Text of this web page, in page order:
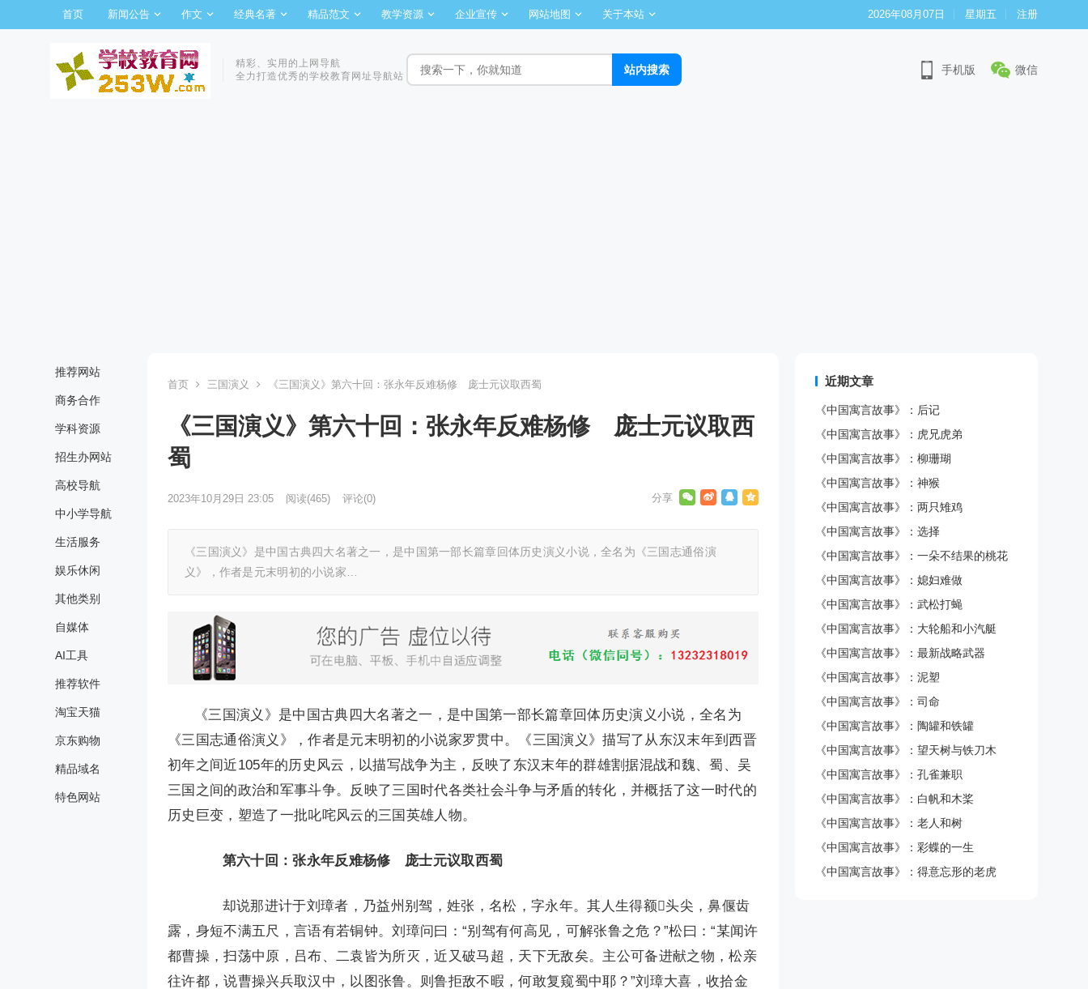
首页 新闻公告 作文 经典名著 精品范文 教学资源 企业宣传 网站地图 关于本站 2026年08月07日 星期五 注册
精彩、实用的上网导航
全力打造优秀的学校教育网址导航站
手机版 微信
推荐网站
商务合作
学科资源
招生办网站
高校导航
中小学导航
生活服务
娱乐休闲
其他类别
自媒体
AI工具
推荐软件
淘宝天猫
京东购物
精品域名
特色网站
首页 三国演义 《三国演义》第六十回：张永年反难杨修 庞士元议取西蜀
《三国演义》第六十回：张永年反难杨修 庞士元议取西
蜀
2023年10月29日 23:05 阅读(465) 评论(0)
《三国演义》是中国古典四大名著之一，是中国第一部长篇章回体历史演义小说，全名为《三国志通俗演
义》，作者是元末明初的小说家…
《三国演义》是中国古典四大名著之一，是中国第一部长篇章回体历史演义小说，全名为
《三国志通俗演义》，作者是元末明初的小说家罗贯中。《三国演义》描写了从东汉末年到西晋
初年之间近105年的历史风云，以描写战争为主，反映了东汉末年的群雄割据混战和魏、蜀、吴
三国之间的政治和军事斗争。反映了三国时代各类社会斗争与矛盾的转化，并概括了这一时代的
历史巨变，塑造了一批叱咤风云的三国英雄人物。
第六十回：张永年反难杨修 庞士元议取西蜀
却说那进计于刘璋者，乃益州别驾，姓张，名松，字永年。其人生得额头尖，鼻偃齿
露，身短不满五尺，言语有若铜钟。刘璋问曰：“别驾有何高见，可解张鲁之危？”松曰：“某闻许
都曹操，扫荡中原，吕布、二袁皆为所灭，近又破马超，天下无敌矣。主公可备进献之物，松亲
往许都，说曹操兴兵取汉中，以图张鲁。则鲁拒敌不暇，何敢复窥蜀中耶？”刘璋大喜，收拾金
近期文章
《中国寓言故事》：后记
《中国寓言故事》：虎兄虎弟
《中国寓言故事》：柳珊瑚
《中国寓言故事》：神猴
《中国寓言故事》：两只雉鸡
《中国寓言故事》：选择
《中国寓言故事》：一朵不结果的桃花
《中国寓言故事》：媳妇难做
《中国寓言故事》：武松打蝇
《中国寓言故事》：大轮船和小汽艇
《中国寓言故事》：最新战略武器
《中国寓言故事》：泥塑
《中国寓言故事》：司命
《中国寓言故事》：陶罐和铁罐
《中国寓言故事》：望天树与铁刀木
《中国寓言故事》：孔雀兼职
《中国寓言故事》：白帆和木桨
《中国寓言故事》：老人和树
《中国寓言故事》：彩蝶的一生
《中国寓言故事》：得意忘形的老虎